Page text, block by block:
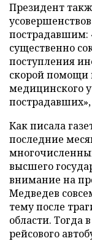
Президент
пострадавшим:
существенно
поступления
скорой помощи
медицинского
пострадавших»,
Как писала
последние
высшего
внимание на
Медведев
тему после
области. Тогда
рейсового